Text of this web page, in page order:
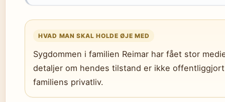
HVAD MAN SKAL HOLDE ØJE MED
Sygdommen i familien Reimar har fået stor
detaljer om hendes tilstand er ikke
familiens privatliv.